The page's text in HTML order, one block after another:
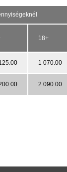
18+
1 070.00
2 090.00